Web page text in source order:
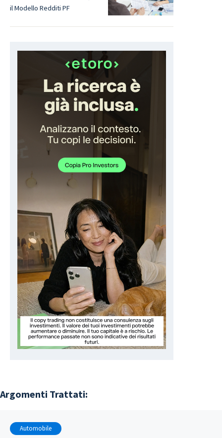
il Modello Redditi PF
Argomenti Trattati:
Automobile